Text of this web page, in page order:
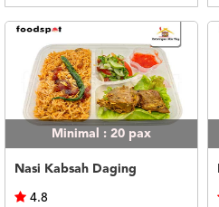
Minimal : 20 pax
Nasi Kabsah Daging
4.8